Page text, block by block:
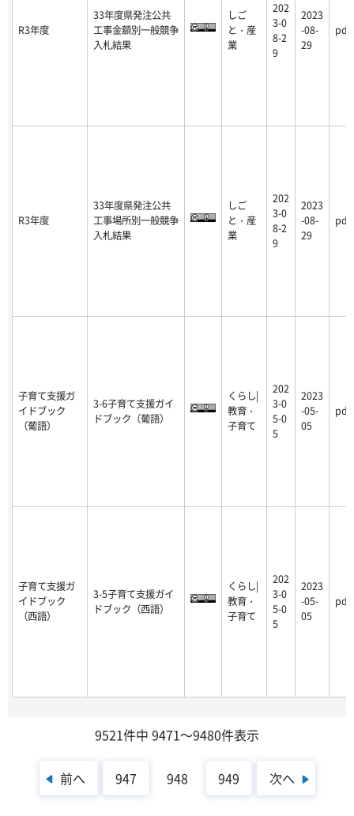
R3年度
33年度県発注公共
工事金額別一般競争
入札結果
しご
と・産
業
202
3-0
8-2
9
2023
-08-
29
pdf
R3年度
33年度県発注公共
工事場所別一般競争
入札結果
しご
と・産
業
202
3-0
8-2
9
2023
-08-
29
pdf
子育て支援ガ
イドブック
（葡語）
3-6子育て支援ガイ
ドブック（葡語）
くらし|
教育・
子育て
202
3-0
5-0
5
2023
-05-
05
pdf
子育て支援ガ
イドブック
（西語）
3-5子育て支援ガイ
ドブック（西語）
くらし|
教育・
子育て
202
3-0
5-0
5
2023
-05-
05
pdf
9521件中 9471～9480件表示
前へ 947 948 949 次へ